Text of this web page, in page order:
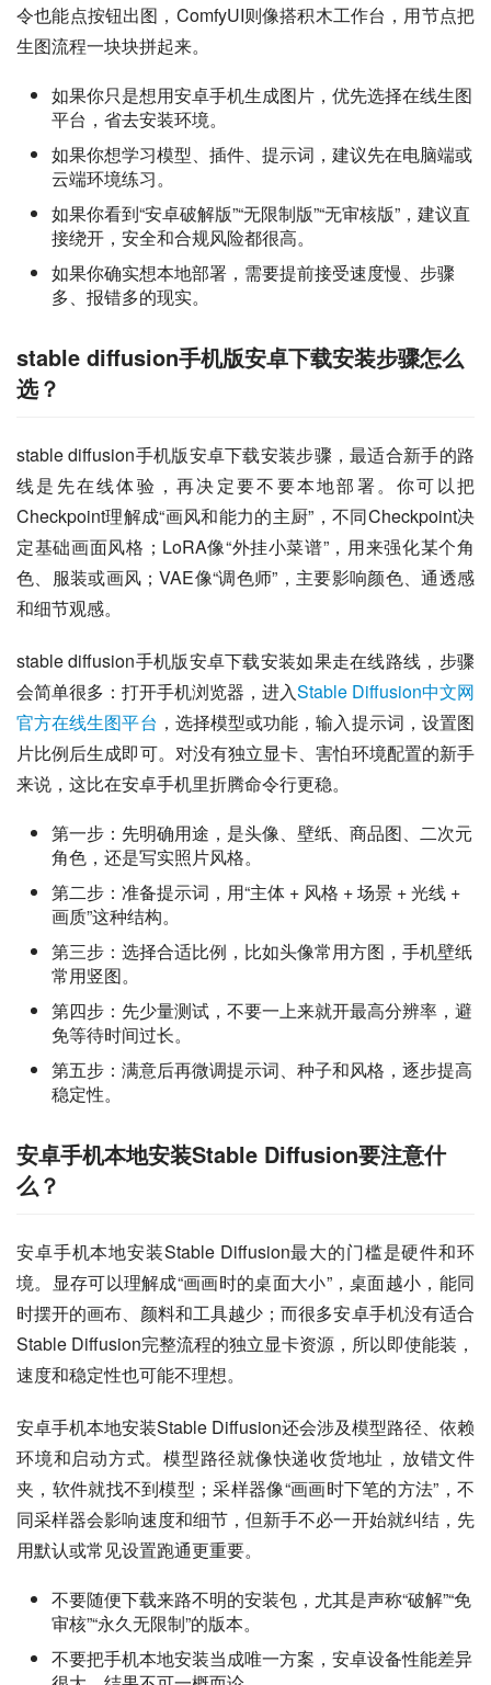
令也能点按钮出图，ComfyUI则像搭积木工作台，用节点把
生图流程一块块拼起来。
如果你只是想用安卓手机生成图片，优先选择在线生图
平台，省去安装环境。
如果你想学习模型、插件、提示词，建议先在电脑端或
云端环境练习。
如果你看到“安卓破解版”“无限制版”“无审核版”，建议直
接绕开，安全和合规风险都很高。
如果你确实想本地部署，需要提前接受速度慢、步骤
多、报错多的现实。
stable diffusion手机版安卓下载安装步骤怎么
选？
stable diffusion手机版安卓下载安装步骤，最适合新手的路
线是先在线体验，再决定要不要本地部署。你可以把
Checkpoint理解成“画风和能力的主厨”，不同Checkpoint决
定基础画面风格；LoRA像“外挂小菜谱”，用来强化某个角
色、服装或画风；VAE像“调色师”，主要影响颜色、通透感
和细节观感。
stable diffusion手机版安卓下载安装如果走在线路线，步骤
会简单很多：打开手机浏览器，进入Stable Diffusion中文网
官方在线生图平台 ，选择模型或功能，输入提示词，设置图
片比例后生成即可。对没有独立显卡、害怕环境配置的新手
来说，这比在安卓手机里折腾命令行更稳。
第一步：先明确用途，是头像、壁纸、商品图、二次元
角色，还是写实照片风格。
第二步：准备提示词，用“主体 + 风格 + 场景 + 光线 +
画质”这种结构。
第三步：选择合适比例，比如头像常用方图，手机壁纸
常用竖图。
第四步：先少量测试，不要一上来就开最高分辨率，避
免等待时间过长。
第五步：满意后再微调提示词、种子和风格，逐步提高
稳定性。
安卓手机本地安装Stable Diffusion要注意什
么？
安卓手机本地安装Stable Diffusion最大的门槛是硬件和环
境。显存可以理解成“画画时的桌面大小”，桌面越小，能同
时摆开的画布、颜料和工具越少；而很多安卓手机没有适合
Stable Diffusion完整流程的独立显卡资源，所以即使能装，
速度和稳定性也可能不理想。
安卓手机本地安装Stable Diffusion还会涉及模型路径、依赖
环境和启动方式。模型路径就像快递收货地址，放错文件
夹，软件就找不到模型；采样器像“画画时下笔的方法”，不
同采样器会影响速度和细节，但新手不必一开始就纠结，先
用默认或常见设置跑通更重要。
不要随便下载来路不明的安装包，尤其是声称“破解”“免
审核”“永久无限制”的版本。
不要把手机本地安装当成唯一方案，安卓设备性能差异